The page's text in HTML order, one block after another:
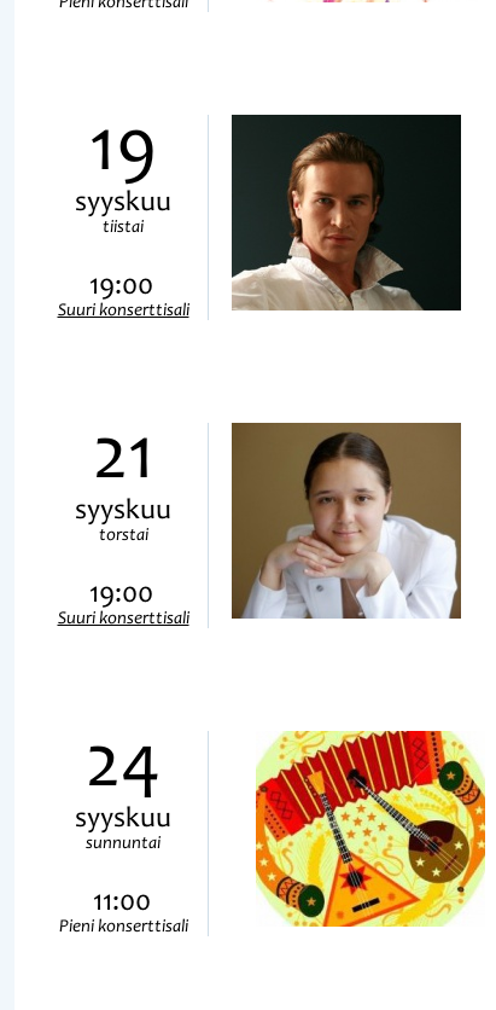
19
syyskuu
tiistai
19:00
Suuri konserttisali
21
syyskuu
torstai
19:00
Suuri konserttisali
24
syyskuu
sunnuntai
11:00
Pieni konserttisali